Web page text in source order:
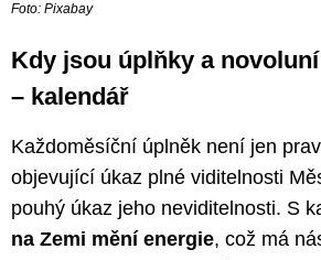
Foto: Pixabay
Kdy jsou úplňky a
– kalendář
Každoměsíční úplněk není jen
objevující úkaz plné viditelnosti
pouhý úkaz jeho neviditelnosti. S
na Zemi mění energie, což má